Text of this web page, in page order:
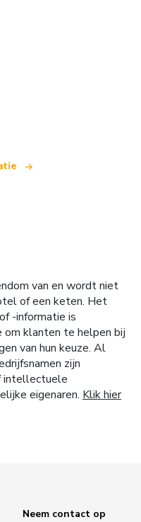
van en wordt niet
of een keten. Het
-informatie is
klanten te helpen bij
van hun keuze. Al
zijn
intellectuele
eigenaren. Klik hier
Neem contact op